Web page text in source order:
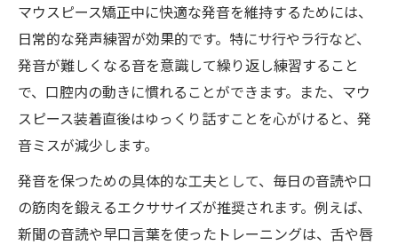
マウスピース矯正中に快適な発音を維持するためには、
日常的な発声練習が効果的です。特にサ行やラ行など、
発音が難しくなる音を意識して繰り返し練習すること
で、口腔内の動きに慣れることができます。また、マウ
スピース装着直後はゆっくり話すことを心がけると、発
音ミスが減少します。
発音を保つための具体的な工夫として、毎日の音読や口
の筋肉を鍛えるエクササイズが推奨されます。例えば、
新聞の音読や早口言葉を使ったトレーニングは、舌や唇